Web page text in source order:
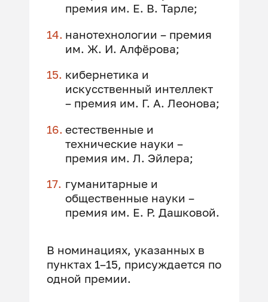
премия им. Е. В. Тарле;
нанотехнологии – премия
им. Ж. И. Алфёрова;
кибернетика и
искусственный интеллект
– премия им. Г. А. Леонова;
естественные и
технические науки –
премия им. Л. Эйлера;
гуманитарные и
общественные науки –
премия им. Е. Р. Дашковой.
В номинациях, указанных в
пунктах 1–15, присуждается по
одной премии.